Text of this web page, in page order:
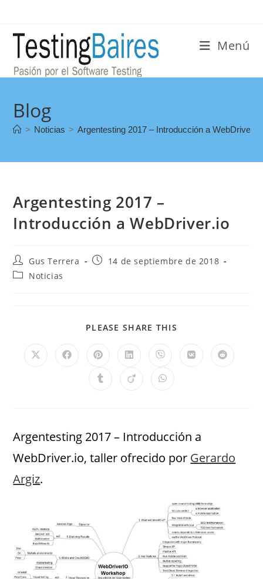
Menú
Blog
> Noticias > Argentesting 2017 – Introducción a WebDriver.io
Argentesting 2017 –
Introducción a WebDriver.io
Gus Terrera
14 de septiembre de 2018
Noticias
PLEASE SHARE THIS
Argentesting 2017 – Introducción a
WebDriver.io, taller ofrecido por Gerardo
Argiz.